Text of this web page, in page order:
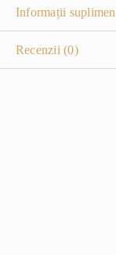
Informații
Recenzii (0)